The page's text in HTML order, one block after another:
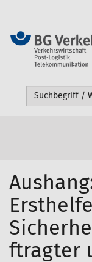
Webseite
ftragter